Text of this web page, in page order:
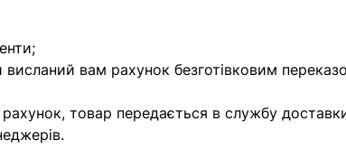
вам рахунок безготівковим
товар передається в службу